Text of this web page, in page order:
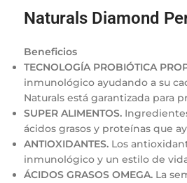
Naturals Diamond
Beneficios
TECNOLOGÍA PROBIÓTICA
inmunológico ayudando a su
Naturals está garantizada para
SUPER ALIMENTOS.
ácidos grasos y proteínas que
ANTIOXIDANTES.Los
inmunológico y un estilo de
ÁCIDOS GRASOS OMEGA.La